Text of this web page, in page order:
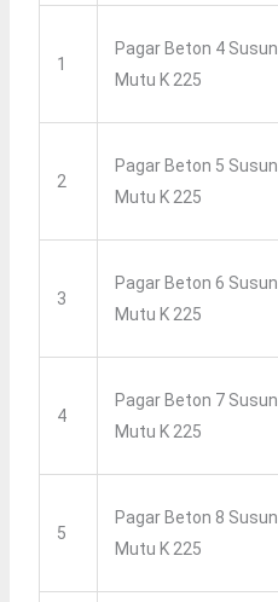
1
Pagar Beton 4 Susun
Mutu K 225
2
Pagar Beton 5 Susun
Mutu K 225
3
Pagar Beton 6 Susun
Mutu K 225
4
Pagar Beton 7 Susun
Mutu K 225
5
Pagar Beton 8 Susun
Mutu K 225